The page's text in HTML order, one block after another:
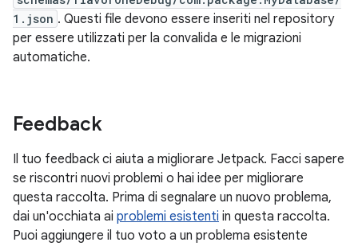
1.json . Questi file devono essere inseriti nel repository
per essere utilizzati per la convalida e le migrazioni
automatiche.
Feedback
Il tuo feedback ci aiuta a migliorare Jetpack. Facci sapere
se riscontri nuovi problemi o hai idee per migliorare
questa raccolta. Prima di segnalare un nuovo problema,
dai un'occhiata ai problemi esistenti in questa raccolta.
Puoi aggiungere il tuo voto a un problema esistente